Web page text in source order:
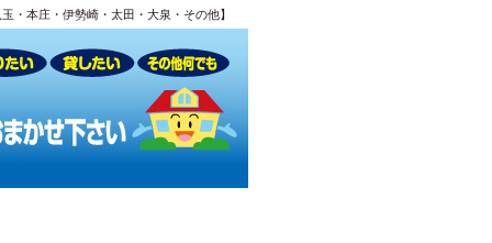
・本庄・伊勢崎・太田・大泉・その他】